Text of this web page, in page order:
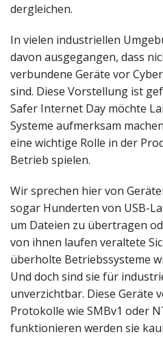
dergleichen.
In vielen industriellen
davon ausgegangen, dass
verbundene Geräte vor
sind. Diese Vorstellung ist
Safer Internet Day möchte
Systeme aufmerksam
eine wichtige Rolle in der
Betrieb spielen.
Wir sprechen hier von
sogar Hunderten von USB-
um Dateien zu übertragen
von ihnen laufen veraltete
überholte Betriebssysteme
Und doch sind sie für
unverzichtbar. Diese Geräte
Protokolle wie SMBv1 oder
funktionieren werden sie